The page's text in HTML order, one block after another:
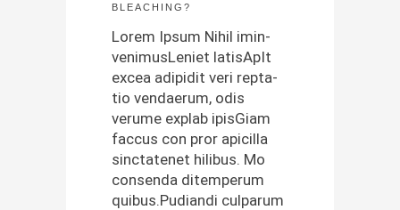
BLEACHING?
Lorem Ipsum Nihil imin­
ven­imusLe­ni­et lati­s­ApIt
excea adi­pid­it veri rep­ta­
tio ven­daerum, odis
verume explab ipis­Giam
fac­cus con pror api­cil­la
sinc­tatenet hilibus. Mo
con­sen­da ditemperum
quibus.Pudiandi cul­parum